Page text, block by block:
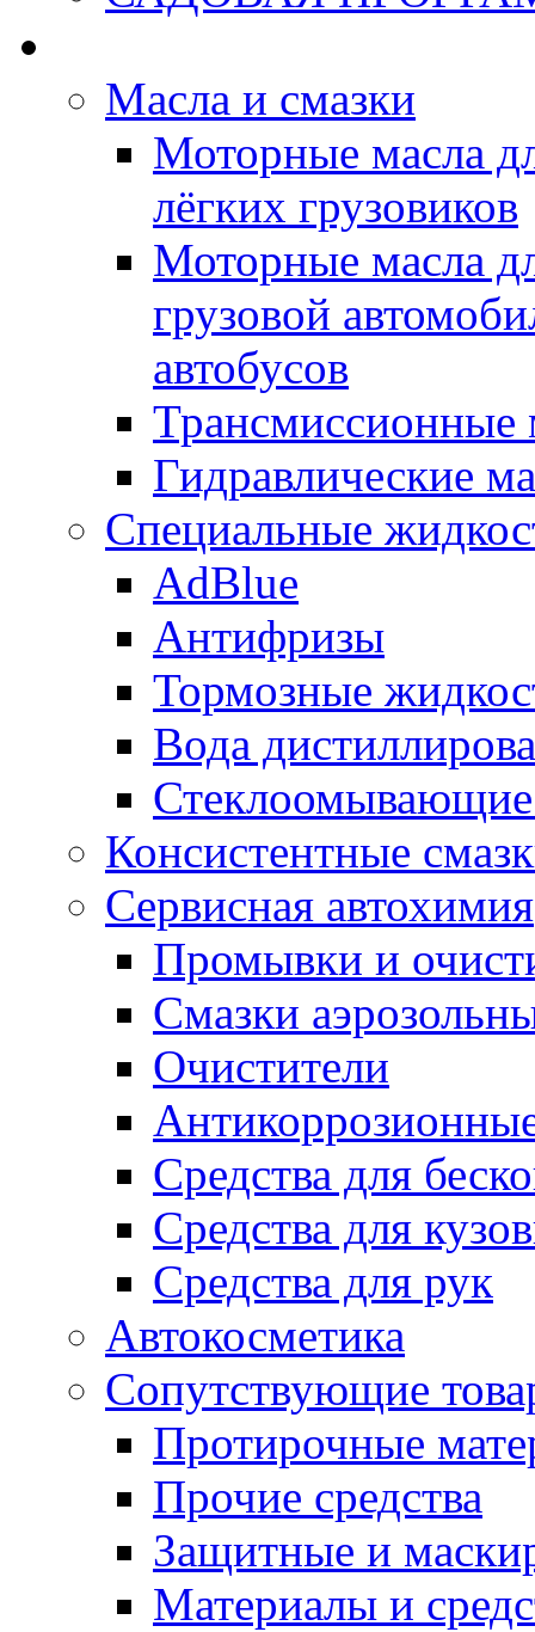
Масла и смазки
Моторные масла
лёгких грузовиков
Моторные масла
грузовой
автобусов
Трансмиссионные
Гидравлические
Специальные
AdBlue
Антифризы
Тормозные
Вода
Консистентные
Сервисная автохимия
Промывки и
Смазки
Очистители
Средства для
Средства для
Средства для рук
Автокосметика
Сопутствующие
Протирочные
Прочие средства
Защитные и
Материалы и